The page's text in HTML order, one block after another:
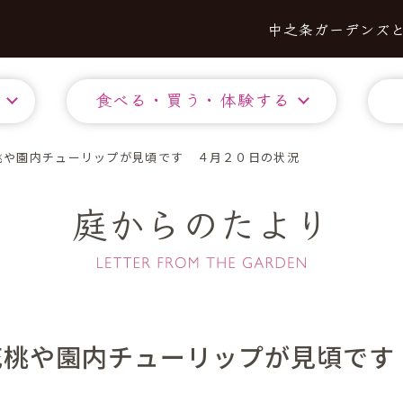
中之条ガーデンズ
食べる・買う・体験する
や園内チューリップが見頃です ４月２０日の状況
庭からのたより
や園内チューリップが見頃で